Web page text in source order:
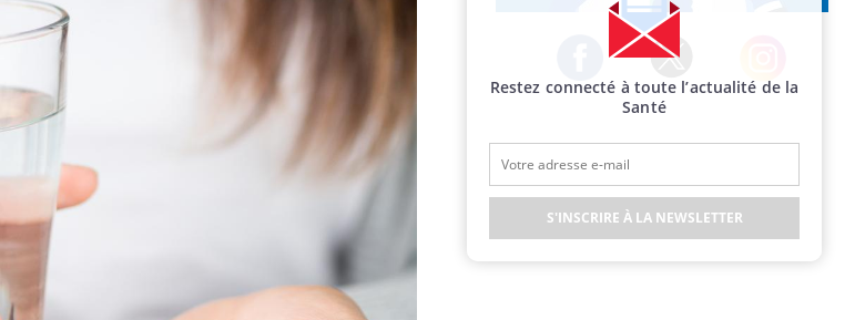
Facebook Twitter Instagram
Restez connecté à toute l’actualité de la
Santé
S'INSCRIRE À LA NEWSLETTER